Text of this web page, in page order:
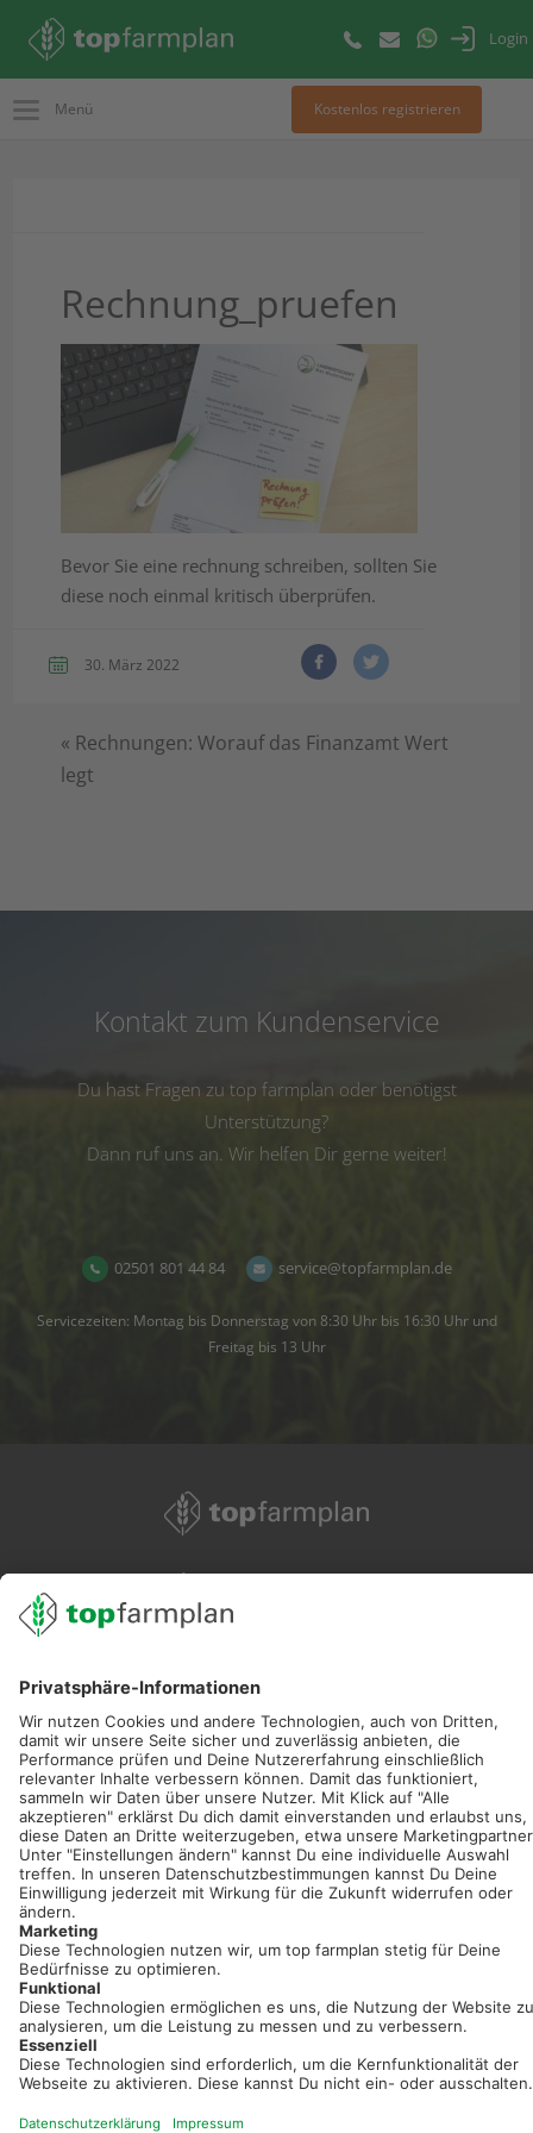
Login
Menü Kostenlos registrieren
Rechnung_pruefen
Bevor Sie eine rechnung schreiben, sollten Sie
diese noch einmal kritisch überprüfen.
30. März 2022
« Rechnungen: Worauf das Finanzamt Wert
legt
Kontakt zum Kundenservice
Du hast Fragen zu top farmplan oder benötigst
Unterstützung?
Dann ruf uns an. Wir helfen Dir gerne weiter!
02501 801 44 84 service@topfarmplan.de
Servicezeiten: Montag bis Donnerstag von 8:30 Uhr bis 16:30 Uhr und
Freitag bis 13 Uhr
02501 801 44 84
service@topfarmplan.de
Sei immer auf dem Laufenden!
Neue Features, spannende Tipps und hilfreiche Anleitungen!
einfach und bequem!
Kostenlos registrieren & sofort starten